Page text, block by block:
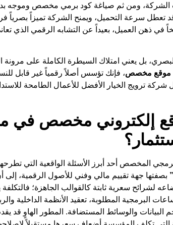
الشركة، ومن ثم صياغة كود برمي مخصص وموجه
تعطل سرعة التحميل، ويمنح الشركة تميزاً بصرياً
ذهن العميل، بعيداً عن التشابه الرقمي الذي
بل يعني امتلاك السيطرة الكاملة على مرونة
موقع مخصص، فإنك تؤسس أصلاً رقمياً غير قابل
شركة ترويج الخيار الأفضل للأعمال الطامحة
إلكتروني مخصص في
المخصص أحد أبرز الأسئلة الواقعية التي
بصفتها جهة تقييم مالي وفني للأصول الرقمية، إلى
لشرائح سعرية ثابتة كالقوالب الجاهزة؛ فالتكلفة
البرمجية المطلوبة، تعقيد الأنظمة الداخلية
البيانات والوسائط المستضافة. المطور الهاوٍ قد